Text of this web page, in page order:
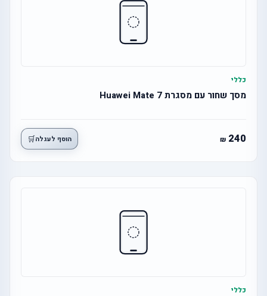
כללי
מסך שחור עם מסגרת Huawei Mate 7
240 הוסף לעגלה🛒
כללי